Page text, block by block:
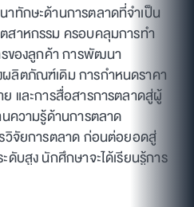
ทักษะด้านการตลาดที่จำเป็น
สาหกรรม ครอบคลุมการทำ
รของลูกค้า การพัฒนา
ลิตภัณฑ์เดิม การกำหนดราคา
และการสื่อสารการตลาดสู่ผู้
ความรู้ด้านการตลาด
วิจัยการตลาด ก่อนต่อยอดสู่
บสูง นักศึกษาจะได้เรียนรู้การ
นำกลยุทธ์ไปใช้ในสภาพ